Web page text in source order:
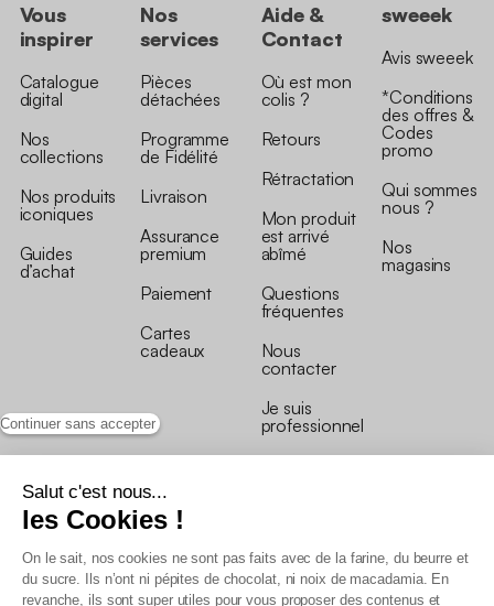
Continuer sans accepter
Salut c'est nous...
les Cookies !
On le sait, nos cookies ne sont pas faits avec de la farine, du beurre et
du sucre. Ils n’ont ni pépites de chocolat, ni noix de macadamia. En
revanche, ils sont super utiles pour vous proposer des contenus et
Vous
inspirer
Catalogue
digital
Nos
collections
Nos produits
iconiques
Guides
d’achat
Nos
services
Pièces
détachées
Programme
de Fidélité
Livraison
Assurance
premium
Paiement
Cartes
cadeaux
Aide &
Contact
Où est mon
colis ?
Retours
Rétractation
Mon produit
est arrivé
abîmé
Questions
fréquentes
Nous
contacter
Je suis
professionnel
sweeek
Avis sweeek
*Conditions
des offres &
Codes
promo
Qui sommes
nous ?
Nos
magasins
Conditions générales de vente
Conditions générales du programme de fidélité